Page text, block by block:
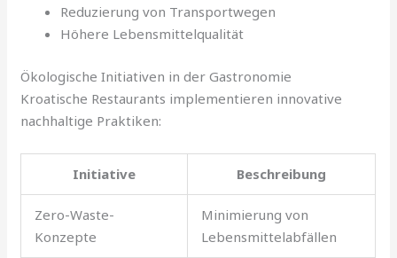
Reduzierung von Transportwegen
Höhere Lebensmittelqualität
Ökologische Initiativen in der Gastronomie
Kroatische Restaurants implementieren innovative
nachhaltige Praktiken:
Initiative Beschreibung
Zero-Waste-
Konzepte
Minimierung von
Lebensmittelabfällen